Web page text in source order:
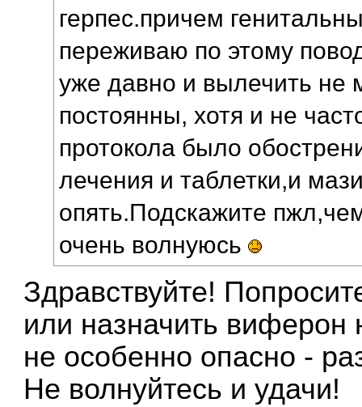
герпес.причем
переживаю по этому
уже давно и вылечить не
постоянны, хотя и не
протокола было
лечения и таблетки,и
опять.Подскажите
очень волнуюсь
Здравствуйте!
или назначить
не особенно опасно -
Не волнуйтесь и удачи!